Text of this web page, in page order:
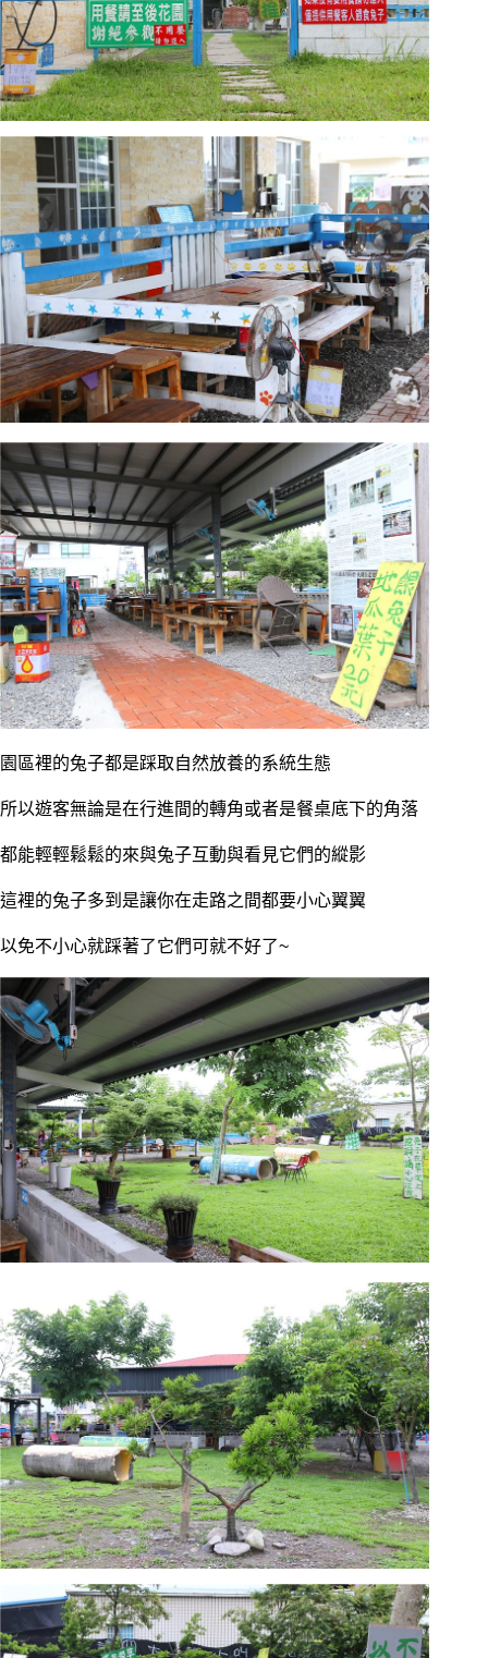
園區裡的兔子都是踩取自然放養的系統生態
所以遊客無論是在行進間的轉角或者是餐桌底下的角落
都能輕輕鬆鬆的來與兔子互動與看見它們的縱影
這裡的兔子多到是讓你在走路之間都要小心翼翼
以免不小心就踩著了它們可就不好了~